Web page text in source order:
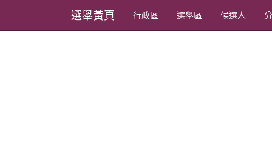
選舉黃頁 行政區 選舉區 候選人